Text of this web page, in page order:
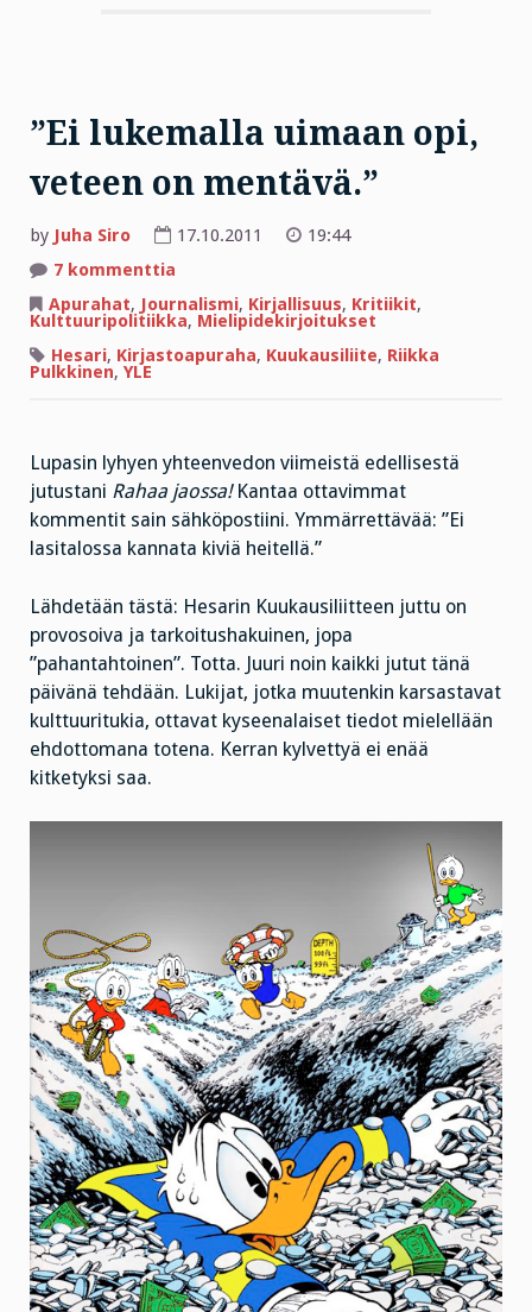
”Ei lukemalla uimaan opi,
veteen on mentävä.”
by Juha Siro 17.10.2011
19:44
7 kommenttia
lukemalla
uimaan
opi,
veteen
on
Apurahat, Journalismi, Kirjallisuus, Kritiikit,
Kulttuuripolitiikka, Mielipidekirjoitukset
Hesari, Kirjastoapuraha, Kuukausiliite, Riikka
Pulkkinen, YLE
Lupasin lyhyen yhteenvedon viimeistä edellisestä
jutustani Rahaa jaossa!Kantaa ottavimmat
kommentit sain sähköpostiini. Ymmärrettävää: ”Ei
lasitalossa kannata kiviä heitellä.”
Lähdetään tästä: Hesarin Kuukausiliitteen juttu on
provosoiva ja tarkoitushakuinen, jopa
”pahantahtoinen”. Totta. Juuri noin kaikki jutut tänä
päivänä tehdään. Lukijat, jotka muutenkin karsastavat
kulttuuritukia, ottavat kyseenalaiset tiedot mielellään
ehdottomana totena. Kerran kylvettyä ei enää
kitketyksi saa.